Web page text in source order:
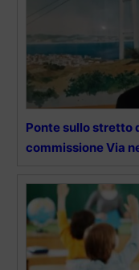
Ponte sullo stretto
commissione Via